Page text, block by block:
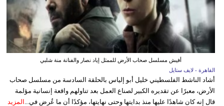
أفيش مسلسل صحاب الأرض للممثل إياد نصار والفنانة منة شلبي
القاهرة - لايف ستايل
أشاد الناشط الفلسطيني خليل أبو إلياس بالحلقة السادسة من مسلسل صحاب
الأرض، معبرًا عن تقديره الكبير لصناع العمل بعد تناولهم واقعة إنسانية مؤلمة
قال إنه كان شاهدًا عليها منذ بدايتها وحتى نهايتها، مؤكدًا أن ما عُرض في... المزيد